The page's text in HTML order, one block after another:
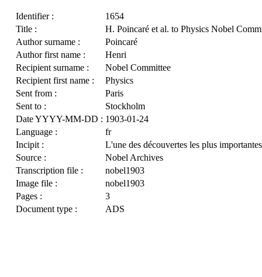
Identifier :
1654
Title :
H. Poincaré et al. to Physics Nobel
Author surname :
Poincaré
Author first name :
Henri
Recipient surname :
Nobel Committee
Recipient first name :
Physics
Sent from :
Paris
Sent to :
Stockholm
Date YYYY-MM-DD : 1903-01-24
Language :
fr
Incipit :
L'une des découvertes les plus
Source :
Nobel Archives
Transcription file :
nobel1903
Image file :
nobel1903
Pages :
3
Document type :
ADS